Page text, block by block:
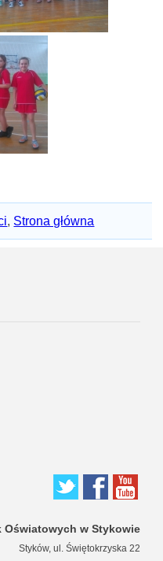
, Strona główna
Oświatowych w Stykowie
Styków, ul. Świętokrzyska 22